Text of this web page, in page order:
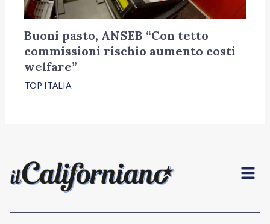
Buoni pasto, ANSEB “Con tetto
commissioni rischio aumento costi
welfare”
TOP ITALIA
Menu